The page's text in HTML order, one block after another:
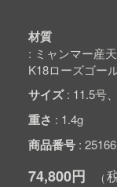
材質
ミャンマー産
K18ローズゴー
サイズ 11.5号
重さ 1.4g
商品番号 25166
74,800円